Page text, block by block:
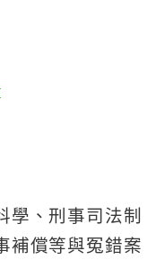
學、刑事司法制
補償等與冤錯案